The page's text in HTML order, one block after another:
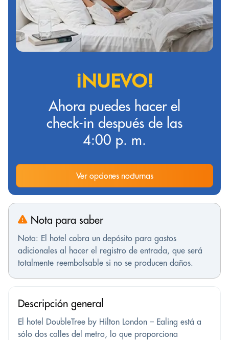
¡NUEVO!
Ahora puedes hacer el
check-in después de las
4:00 p. m.
Ver opciones nocturnas
Nota para saber
Nota: El hotel cobra un depósito para gastos
adicionales al hacer el registro de entrada, que será
totalmente reembolsable si no se producen daños.
Descripción general
El hotel DoubleTree by Hilton London – Ealing está a
sólo dos calles del metro, lo que proporciona